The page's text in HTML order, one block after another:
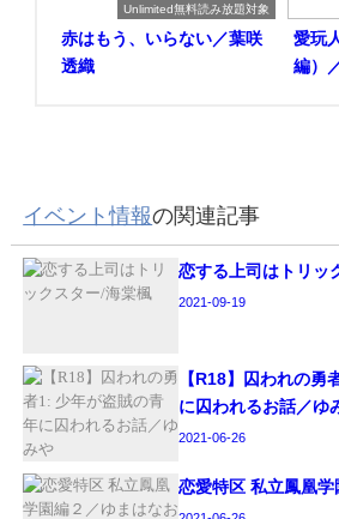
Unlimited無料読み放題対象
赤はもう、いらない／葉咲
透織
愛玩
編）
イベント情報の関連記事
恋する上司はトリッ
2021-09-19
【R18】囚われの勇
に囚われるお話／ゆ
2021-06-26
恋愛特区 私立鳳凰